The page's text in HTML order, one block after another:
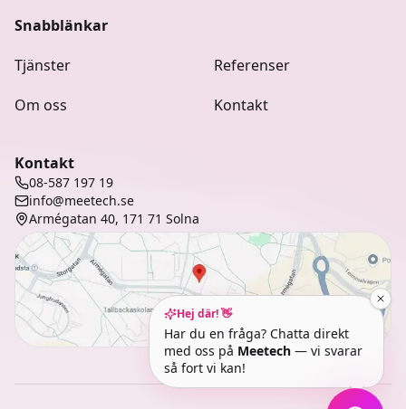
Snabblänkar
Tjänster
Referenser
Om oss
Kontakt
Kontakt
08-587 197 19
info@meetech.se
Armégatan 40, 171 71 Solna
Öppna i Maps
Hej där! 👋
Har du en fråga? Chatta direkt
med oss på Meetech — vi svarar
så fort vi kan!